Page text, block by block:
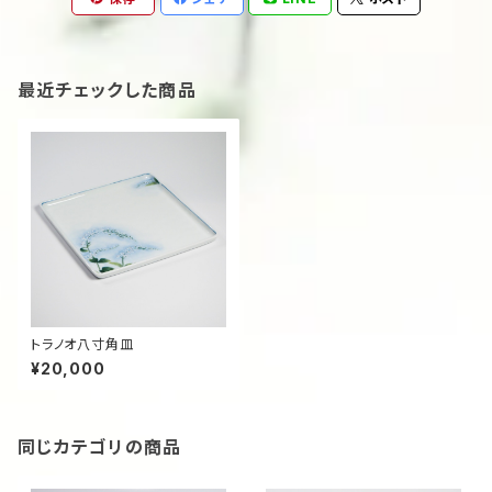
最近チェックした商品
トラノオ八寸角皿
¥20,000
同じカテゴリの商品